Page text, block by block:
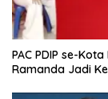
PAC PDIP se-
Ramanda Jadi